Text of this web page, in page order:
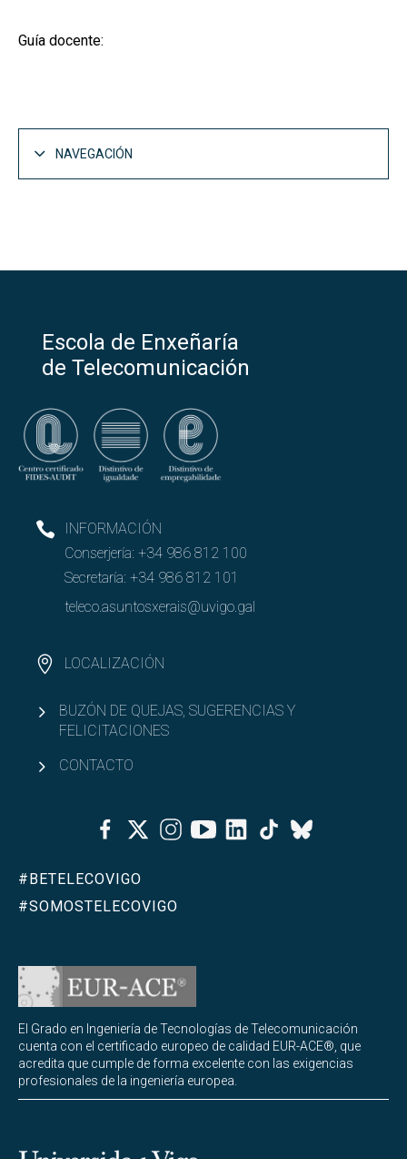
Guía docente:
NAVEGACIÓN
Escola de Enxeñaría
de Telecomunicación
INFORMACIÓN
Conserjería: +34 986 812 100
Secretaría: +34 986 812 101
teleco.asuntosxerais@uvigo.gal
LOCALIZACIÓN
BUZÓN DE QUEJAS, SUGERENCIAS Y
FELICITACIONES
CONTACTO
FacebookTwitterInstagramYoutubeLinkedinTiktok
Bluesky
#BETELECOVIGO
#SOMOSTELECOVIGO
El Grado en Ingeniería de Tecnologías de Telecomunicación
cuenta con el certificado europeo de calidad EUR-ACE®, que
acredita que cumple de forma excelente con las exigencias
profesionales de la ingeniería europea.